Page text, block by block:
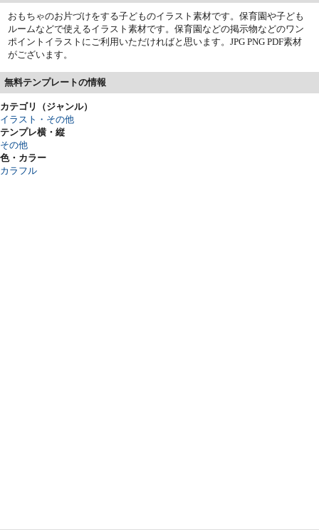
おもちゃのお片づけをする子どものイラスト素材です。保育園や子ども
ルームなどで使えるイラスト素材です。保育園などの掲示物などのワン
ポイントイラストにご利用いただければと思います。JPG PNG PDF素材
がございます。
無料テンプレートの情報
カテゴリ（ジャンル）
イラスト・その他
テンプレ横・縦
その他
色・カラー
カラフル